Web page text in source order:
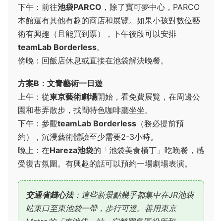
下午：前往池袋PARCO ，除了寶可夢中心，PARCO
本館還有其他有趣的商店和展覽。如果小孩對數位藝
術有興趣（且能買到票），下午後段可以安排
teamLab Borderless。
傍晚：回飯店休息或直接在池袋解決晚餐。
方案B：文青藝術一日遊
上午：從東京藝術劇場開始，看免費展覽，在周邊公
園和巷弄散步，找間特色咖啡廳坐坐。
下午：參觀teamLab Borderless （務必提前預
約），沉浸藝術體驗至少需要2-3小時。
晚上：在Hareza池袋的「池袋美食橫丁」吃晚餐，感
受復古氛圍。有興趣的話可以預約一場劇場表演。
交通省錢心法：這些新景點幾乎都集中在JR池袋
站東口至東池袋一帶，步行可達。善用東京